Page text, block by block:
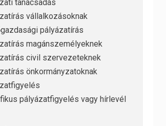
tanácsadás
vállalkozásoknak
pályázatírás
magánszemélyeknek
civil szervezeteknek
önkormányzatoknak
pályázatfigyelés vagy hírlevél